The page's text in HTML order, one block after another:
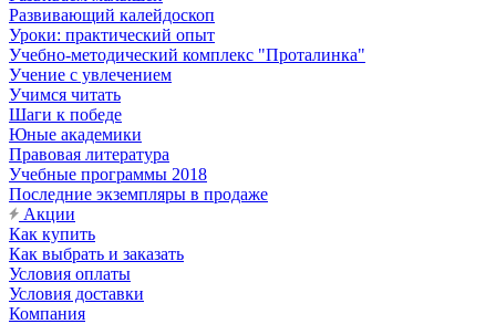
Развивающий калейдоскоп
Уроки: практический опыт
Учебно-методический комплекс "Проталинка"
Учение с увлечением
Учимся читать
Шаги к победе
Юные академики
Правовая литература
Учебные программы 2018
Последние экземпляры в продаже
Акции
Как купить
Как выбрать и заказать
Условия оплаты
Условия доставки
Компания